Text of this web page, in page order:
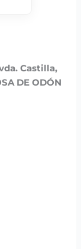
Castilla,
DE ODÓN